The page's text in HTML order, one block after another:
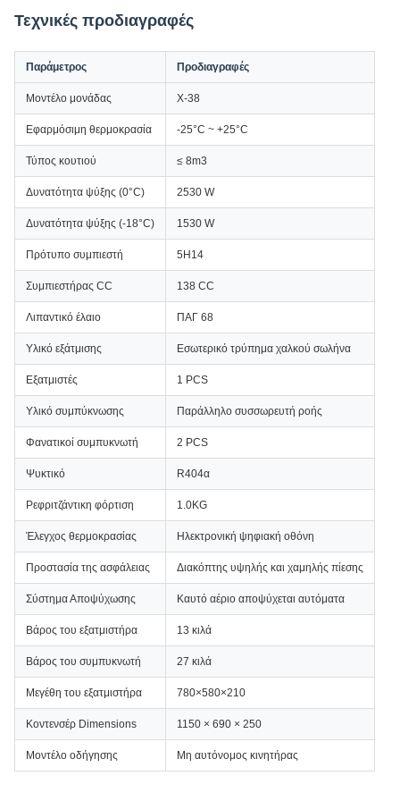
Τεχνικές προδιαγραφές
Παράμετρος Προδιαγραφές
Μοντέλο μονάδας Χ-38
Εφαρμόσιμη θερμοκρασία -25°C ~ +25°C
Τύπος κουτιού ≤ 8m3
Δυνατότητα ψύξης (0°C) 2530 W
Δυνατότητα ψύξης (-18°C) 1530 W
Πρότυπο συμπιεστή 5H14
Συμπιεστήρας CC 138 CC
Λιπαντικό έλαιο ΠΑΓ 68
Υλικό εξάτμισης Εσωτερικό τρύπημα χαλκού σωλήνα
Εξατμιστές 1 PCS
Υλικό συμπύκνωσης Παράλληλο συσσωρευτή ροής
Φανατικοί συμπυκνωτή 2 PCS
Ψυκτικό R404α
Ρεφριτζάντικη φόρτιση 1.0KG
Έλεγχος θερμοκρασίας Ηλεκτρονική ψηφιακή οθόνη
Προστασία της ασφάλειας Διακόπτης υψηλής και χαμηλής πίεσης
Σύστημα Αποψύχωσης Καυτό αέριο αποψύχεται αυτόματα
Βάρος του εξατμιστήρα 13 κιλά
Βάρος του συμπυκνωτή 27 κιλά
Μεγέθη του εξατμιστήρα 780×580×210
Κοντενσέρ Dimensions 1150 × 690 × 250
Μοντέλο οδήγησης Μη αυτόνομος κινητήρας